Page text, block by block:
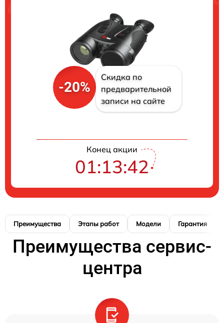
-20%
Скидка по
предварительной
записи на сайте
Конец акции
01:13:41
Преимущества Этапы работ Модели Гарантия
Преимущества сервис-
центра